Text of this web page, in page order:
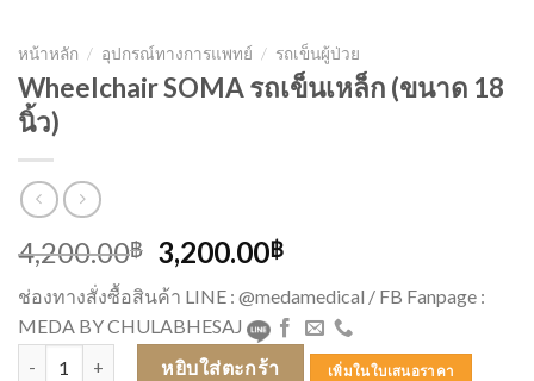
หน้าหลัก / อุปกรณ์ทางการแพทย์ / รถเข็นผู้ป่วย
Wheelchair SOMA รถเข็นเหล็ก (ขนาด 18
นิ้ว)
4,200.00฿ Original
price
was:
4,200.00฿.
3,200.00฿Current
is:
3,200.00฿.
ช่องทางสั่งซื้อสินค้า LINE : @medamedical / FB Fanpage :
MEDA BY CHULABHESAJ
จำนวน Wheelchair SOMA รถเข็นเหล็ก (ขนาด 18 นิ้ว) ชิ้น
หยิบใส่ตะกร้า เพิ่มในใบเสนอราคา